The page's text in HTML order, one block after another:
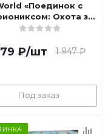
«Поединок с
Охота за
сокровищами»
₽/шт 1 947₽
Под заказ